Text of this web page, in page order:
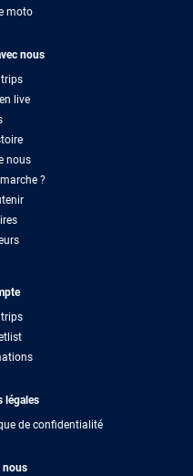
moto
nous
live
nous
?
légales
de confidentialité
nous